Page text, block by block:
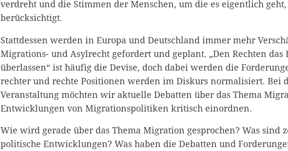
verdreht und die Stimmen der Menschen, um die es eigentlich
berücksichtigt.
Stattdessen werden in Europa und Deutschland immer mehr
Migrations- und Asylrecht gefordert und geplant. „Den Rechten das
überlassen“ ist häufig die Devise, doch dabei werden die
rechter und rechte Positionen werden im Diskurs normalisiert. Bei
Veranstaltung möchten wir aktuelle Debatten über das Thema
Entwicklungen von Migrationspolitiken kritisch einordnen.
Wie wird gerade über das Thema Migration gesprochen? Was sind
politische Entwicklungen? Was haben die Debatten und